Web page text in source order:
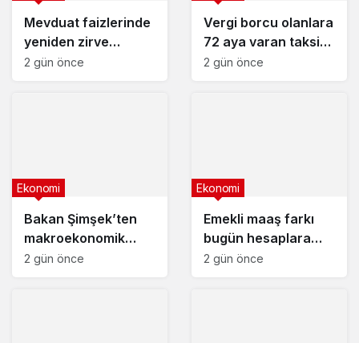
Mevduat faizlerinde
yeniden zirve
görüldü : 3 milyon
2 gün önce
Vergi borcu olanlara
72 aya varan taksit
fırsatı
2 gün önce
Bakan Şimşek’ten
makroekonomik
istikrar açıklaması
Ekonomi
2 gün önce
Emekli maaş farkı
bugün hesaplara
yatıyor
Ekonomi
2 gün önce